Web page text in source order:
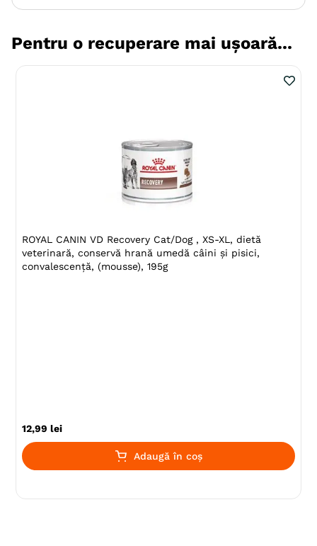
Pentru o recuperare mai ușoară...
ROYAL CANIN VD Recovery Cat/Dog , XS-XL, dietă
veterinară, conservă hrană umedă câini și pisici,
convalescență, (mousse), 195g
12,99 lei
Adaugă în coș